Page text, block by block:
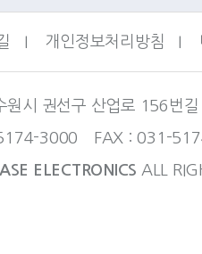
I 개인정보처리방침 I
원시 권선구 산업로 156번
3000 FAX : 031-
ELECTRONICS ALL